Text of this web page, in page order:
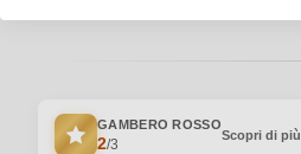
GAMBERO ROSSO
2/3
Scopri di più